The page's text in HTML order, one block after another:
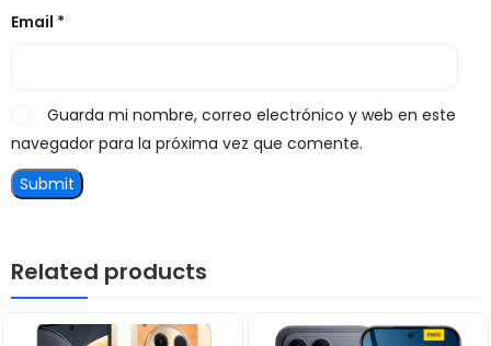
Email *
Guarda mi nombre, correo electrónico y web en este
navegador para la próxima vez que comente.
Related products